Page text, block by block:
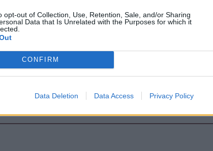
opt-out of Collection, Use, Retention, Sale, and/or Sharing
Data that Is Unrelated with the Purposes for which it
CONFIRM
Data Deletion Data Access Privacy Policy
zenével, amit lerombolt a
hangulat árasztja el a teret, amint megszólal
a hegymászók egy út után, mi is visszatérünk
amit a külvilág lerombolt, visszaépítjük